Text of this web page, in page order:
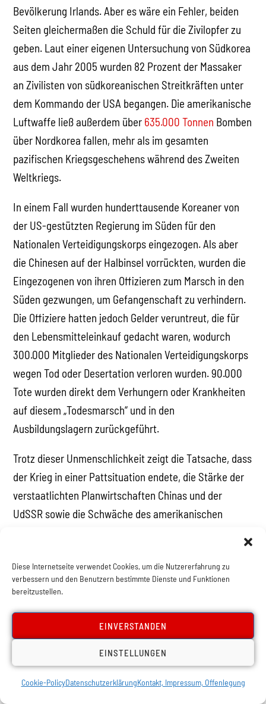
Diese Internetseite verwendet Cookies, um die Nutzererfahrung zu
verbessern und den Benutzern bestimmte Dienste und Funktionen
bereitzustellen.
EINVERSTANDEN
EINSTELLUNGEN
Cookie-PolicyDatenschutzerklärungKontakt, Impressum, Offenlegung
Bevölkerung Irlands. Aber es wäre ein Fehler, beiden
Seiten gleichermaßen die Schuld für die Zivilopfer zu
geben. Laut einer eigenen Untersuchung von Südkorea
aus dem Jahr 2005 wurden 82 Prozent der Massaker
an Zivilisten von südkoreanischen Streitkräften unter
dem Kommando der USA begangen. Die amerikanische
Luftwaffe ließ außerdem über 635.000 Tonnen Bomben
über Nordkorea fallen, mehr als im gesamten
pazifischen Kriegsgeschehens während des Zweiten
Weltkriegs.
In einem Fall wurden hunderttausende Koreaner von
der US-gestützten Regierung im Süden für den
Nationalen Verteidigungskorps eingezogen. Als aber
die Chinesen auf der Halbinsel vorrückten, wurden die
Eingezogenen von ihren Offizieren zum Marsch in den
Süden gezwungen, um Gefangenschaft zu verhindern.
Die Offiziere hatten jedoch Gelder veruntreut, die für
den Lebensmitteleinkauf gedacht waren, wodurch
300.000 Mitglieder des Nationalen Verteidigungskorps
wegen Tod oder Desertation verloren wurden. 90.000
Tote wurden direkt dem Verhungern oder Krankheiten
auf diesem „Todesmarsch“ und in den
Ausbildungslagern zurückgeführt.
Trotz dieser Unmenschlichkeit zeigt die Tatsache, dass
der Krieg in einer Pattsituation endete, die Stärke der
verstaatlichten Planwirtschaften Chinas und der
UdSSR sowie die Schwäche des amerikanischen
Knechtschaft des Imperialismus unterkriegen lassen
wollte. Ted Grant fasste die
„Die Teilung Koreas in russische und amerikanische
Einflusssphären, entblößt die Schwäche des
Imperialismus im gesamten Fernen Osten. Ohne die
direkte Intervention des amerikanischen Imperialismus